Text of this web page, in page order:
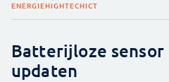
ENERGIEHIGHTECHICT
Batterijloze
updaten